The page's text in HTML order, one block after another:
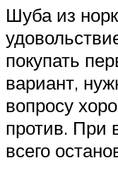
Шуба из
покупать
вариант,
вопросу
против. При
всего